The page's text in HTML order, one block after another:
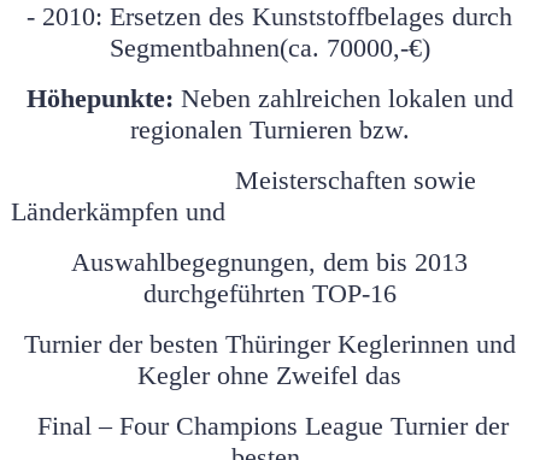
- 2010: Ersetzen des Kunststoffbelages durch
Segmentbahnen(ca. 70000,-€)
Höhepunkte: Neben zahlreichen lokalen und
regionalen Turnieren bzw.
Meisterschaften sowie
Länderkämpfen und
Auswahlbegegnungen, dem bis 2013
durchgeführten TOP-16
Turnier der besten Thüringer Keglerinnen und
Kegler ohne Zweifel das
Final – Four Champions League Turnier der